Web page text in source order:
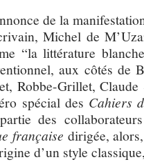
de la
Michel de
“la littérature
aux côtés de
Robbe-Grillet,
spécial des Cahiers
des
française dirigée,
d’un style